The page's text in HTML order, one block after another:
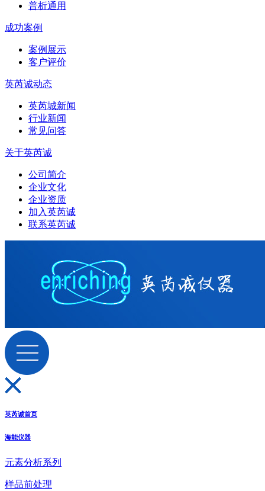
普析通用
成功案例
案例展示
客户评价
英芮诚动态
英芮城新闻
行业新闻
常见问答
关于英芮诚
公司简介
企业文化
企业资质
加入英芮诚
联系英芮诚
英芮诚首页
海能仪器
元素分析系列
样品前处理